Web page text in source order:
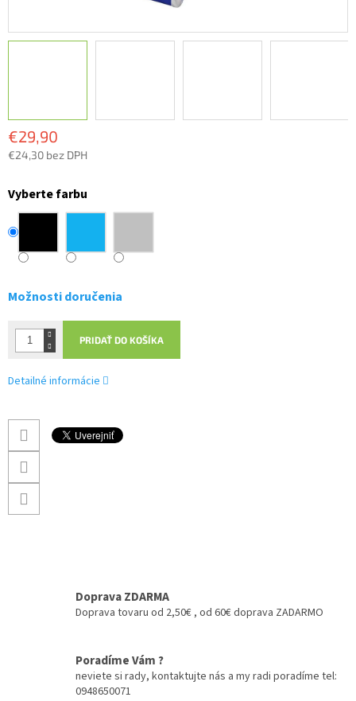
€29,90
€24,30 bez DPH
cena:
Vyberte farbu
Možnosti doručenia
PRIDAŤ DO KOŠÍKA
Detailné informácie
Doprava ZDARMA
Doprava tovaru od 2,50€ , od 60€ doprava ZADARMO
Poradíme Vám ?
neviete si rady, kontaktujte nás a my radi poradíme tel:
0948650071